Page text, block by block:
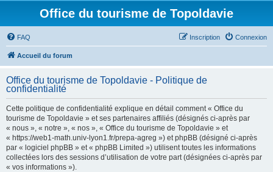
Office du tourisme de Topoldavie
FAQ Connexion
Inscription
Accueil du forum
Office du tourisme de Topoldavie - Politique de
confidentialité
Cette politique de confidentialité explique en détail comment « Office du
tourisme de Topoldavie » et ses partenaires affiliés (désignés ci-après par
« nous », « notre », « nos », « Office du tourisme de Topoldavie » et
« https://web1-math.univ-lyon1.fr/prepa-agreg ») et phpBB (désigné ci-après
par « logiciel phpBB » et « phpBB Limited ») utilisent toutes les informations
collectées lors des sessions d’utilisation de votre part (désignées ci-après par
« vos informations »).